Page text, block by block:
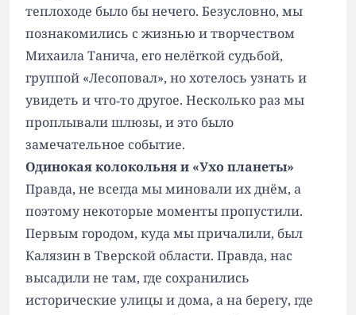
теплоходе было бы нечего. Безусловно, мы
познакомились с жизнью и творчеством
Михаила Танича, его нелёгкой судьбой,
группой «Лесоповал», но хотелось узнать и
увидеть и что‑то другое. Несколько раз мы
проплывали шлюзы, и это было
замечательное событие.
Одинокая колокольня и «Ухо планеты»
Правда, не всегда мы миновали их днём, а
поэтому некоторые моменты пропустили.
Первым городом, куда мы причалили, был
Калязин в Тверской области. Правда, нас
высадили не там, где сохранились
исторические улицы и дома, а на берегу, где